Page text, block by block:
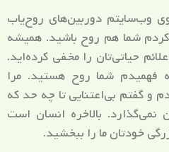
وب‌سایتم دوربین‌های روح‌یاب
شما هم روح باشید. همیشه
حیاتی‌تان را مخفی کرده‌اید.
فهمیدم شما روح هستید. مرا
و گفتم بی‌اعتنایی تا چه حد که
بالاخره انسان است
خودتان ما را ببخشید.